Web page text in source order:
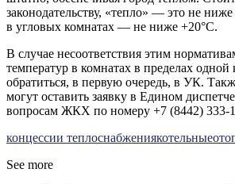
законодательству, «тепло» — это не
в угловых комнатах — не ниже +20°C.
В случае несоответствия этим
температур в комнатах в пределах одной
обратиться, в первую очередь, в УК.
могут оставить заявку в Едином
вопросам ЖКХ по номеру +7 (8442) 333-
концессии теплоснабжениякотельные
See more